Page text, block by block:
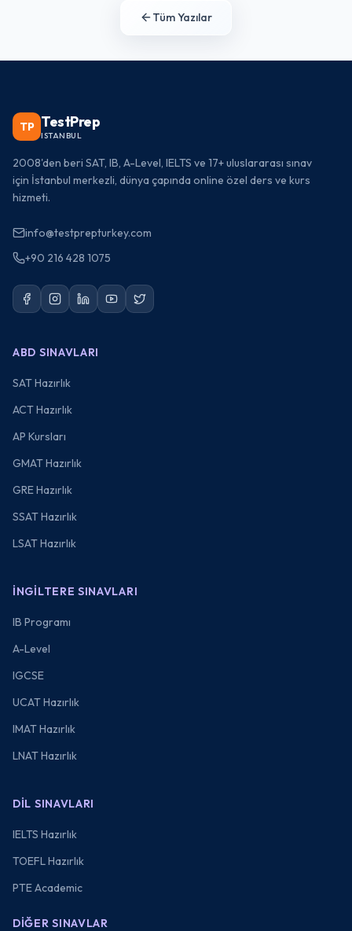
Tüm Yazılar
TP TestPrep
ISTANBUL
2008'den beri SAT, IB, A-Level, IELTS ve 17+ uluslararası sınav
için İstanbul merkezli, dünya çapında online özel ders ve kurs
hizmeti.
info@testprepturkey.com
+90 216 428 1075
ABD SINAVLARI
SAT Hazırlık
ACT Hazırlık
AP Kursları
GMAT Hazırlık
GRE Hazırlık
SSAT Hazırlık
LSAT Hazırlık
İNGILTERE SINAVLARI
IB Programı
A-Level
IGCSE
UCAT Hazırlık
IMAT Hazırlık
LNAT Hazırlık
DIL SINAVLARI
IELTS Hazırlık
TOEFL Hazırlık
PTE Academic
DIĞER SINAVLAR